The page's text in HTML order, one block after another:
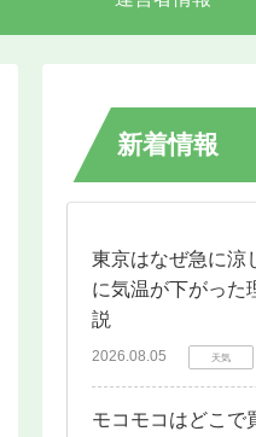
新着情報
東京はなぜ急に涼
に気温が下がった
説
2026.08.05 天気
モコモコはどこで